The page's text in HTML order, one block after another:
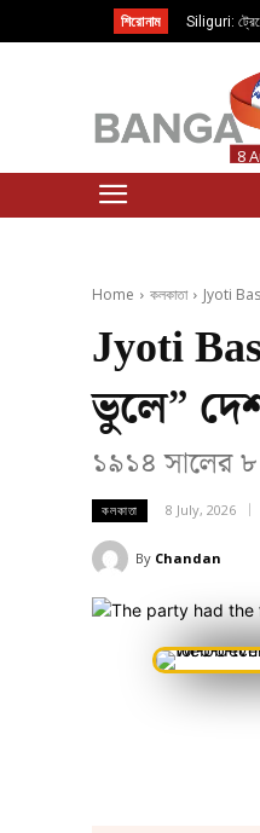
শিরোনাম Siliguri:
8
Home কলকাতা Jyoti
Jyoti
ভুলে” দেশ
১৯১৪ সালের
কলকাতা 8 July, 2026
By Chandan